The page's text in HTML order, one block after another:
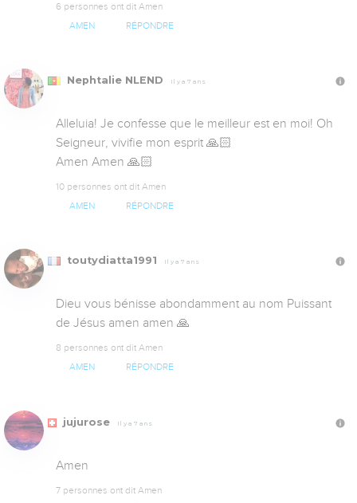
6 personnes ont dit Amen
AMEN RÉPONDRE
Nephtalie NLEND Il y a 7 ans
Alleluia! Je confesse que le meilleur est en moi! Oh
Seigneur, vivifie mon esprit 🙏🏻
Amen Amen 🙏🏻
10 personnes ont dit Amen
AMEN RÉPONDRE
toutydiatta1991 Il y a 7 ans
Dieu vous bénisse abondamment au nom Puissant
de Jésus amen amen 🙏
8 personnes ont dit Amen
AMEN RÉPONDRE
jujurose Il y a 7 ans
Amen
7 personnes ont dit Amen